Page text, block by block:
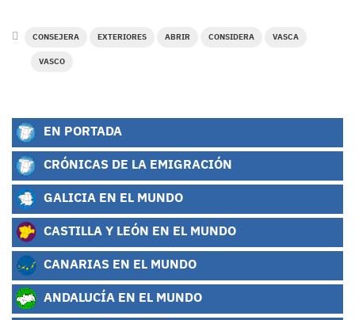
CONSEJERA EXTERIORES ABRIR CONSIDERA VASCA
VASCO
EN PORTADA
CRÓNICAS DE LA EMIGRACIÓN
GALICIA EN EL MUNDO
CASTILLA Y LEÓN EN EL MUNDO
CANARIAS EN EL MUNDO
ANDALUCÍA EN EL MUNDO